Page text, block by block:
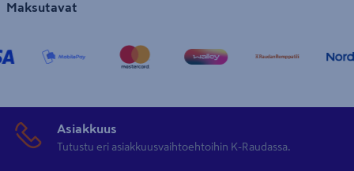
Maksutavat
Asiakkuus
Tutustu eri asiakkuusvaihtoehtoihin K-Raudassa.